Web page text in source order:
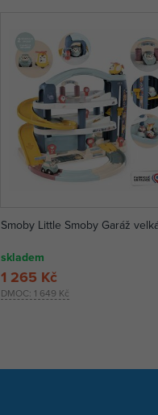
Smoby Little Smoby Garáž
skladem
DMOC: 1 649 Kč
1 265 Kč